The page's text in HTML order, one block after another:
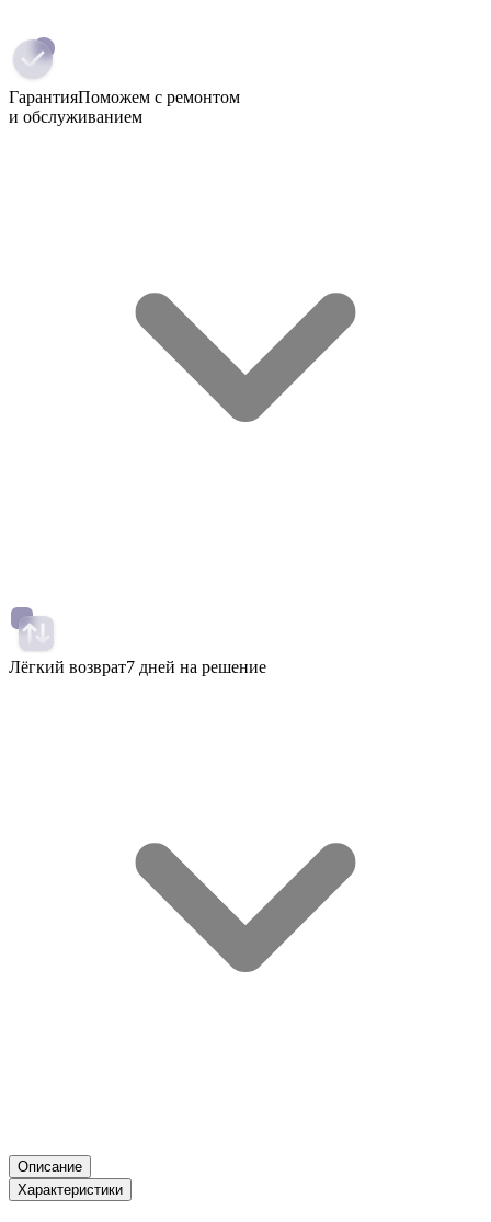
ГарантияПоможем с ремонтом
и обслуживанием
Лёгкий возврат7 дней на решение
Описание
Характеристики